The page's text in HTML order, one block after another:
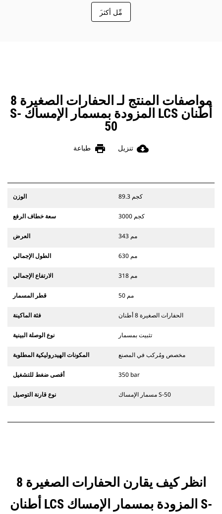
َمِّل أكثر
مواصفات المنتج لـ الحفارات الصغيرة 8
أطنان LCS المزودة بمسمار الإمساك S-
50
cloud_download تنزيل print طباعة
الوزن 89.3 كجم
سعة خطاف الرفع 3000 كجم
العرض 343 مم
الطول الإجمالي 630 مم
الارتفاع الإجمالي 318 مم
قطر المسمار 50 مم
فئة الماكينة الحفارات الصغيرة 8 أطنان
نوع الوصلة البينية تثبيت بمسمار
المكونات الهيدروليكية المطلوبة مخصص ومُركب في المصنع
أقصى ضغط للتشغيل 350 bar
نوع قارنة التوصيل مسمار الإمساك S-50
انظر كيف يقارن الحفارات الصغيرة 8
أطنان LCS المزودة بمسمار الإمساك S-